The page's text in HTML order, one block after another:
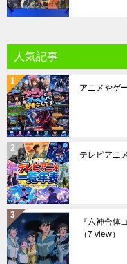
人気記事
アニメやゲ
テレビアニ
『六神合体
（7 view）